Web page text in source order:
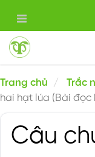
Trang chủ Trắc
hai hạt lúa (Bài đọc
Câu